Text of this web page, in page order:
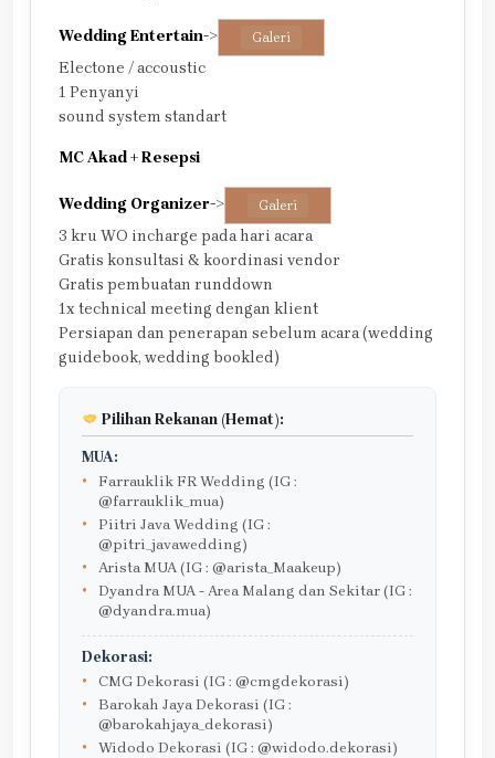
Wedding Entertain-> Galeri
Electone / accoustic
1 Penyanyi
sound system standart
MC Akad + Resepsi
Wedding Organizer-> Galeri
3 kru WO incharge pada hari acara
Gratis konsultasi & koordinasi vendor
Gratis pembuatan runddown
1x technical meeting dengan klient
Persiapan dan penerapan sebelum acara (wedding
guidebook, wedding bookled)
Pilihan Rekanan (Hemat):
MUA:
Farrauklik FR Wedding (IG :
@farrauklik_mua)
Piitri Java Wedding (IG :
@pitri_javawedding)
Arista MUA (IG : @arista_Maakeup)
Dyandra MUA - Area Malang dan Sekitar (IG :
@dyandra.mua)
Dekorasi:
CMG Dekorasi (IG : @cmgdekorasi)
Barokah Jaya Dekorasi (IG :
@barokahjaya_dekorasi)
Widodo Dekorasi (IG : @widodo.dekorasi)